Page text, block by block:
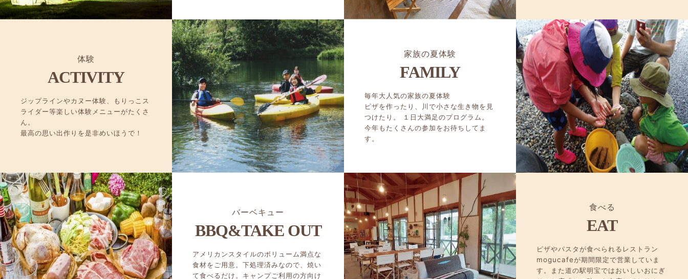
体験
ACTIVITY
ジップラインやカヌー体験、もりっこス
ライダー等楽しい体験メニューがたくさ
ん。
最高の思い出作りを是非めいほうで！
家族の夏体験
FAMILY
毎年大人気の家族の夏体験
ピザを作ったり、川で小さな生き物を見
つけたり。 １日大満足のプログラム。
今年もたくさんの参加をお待ちしてま
す。
バーベキュー
BBQ&TAKE OUT
アメリカンスタイルのボリューム満点な
食材をご用意。下処理済みなので、焼い
て食べるだけ。キャンプご利用の方向け
食べる
EAT
ピザやパスタが食べられるレストラン
mogucafeが期間限定で営業していま
す。また道の駅明宝ではおいしいおにぎ